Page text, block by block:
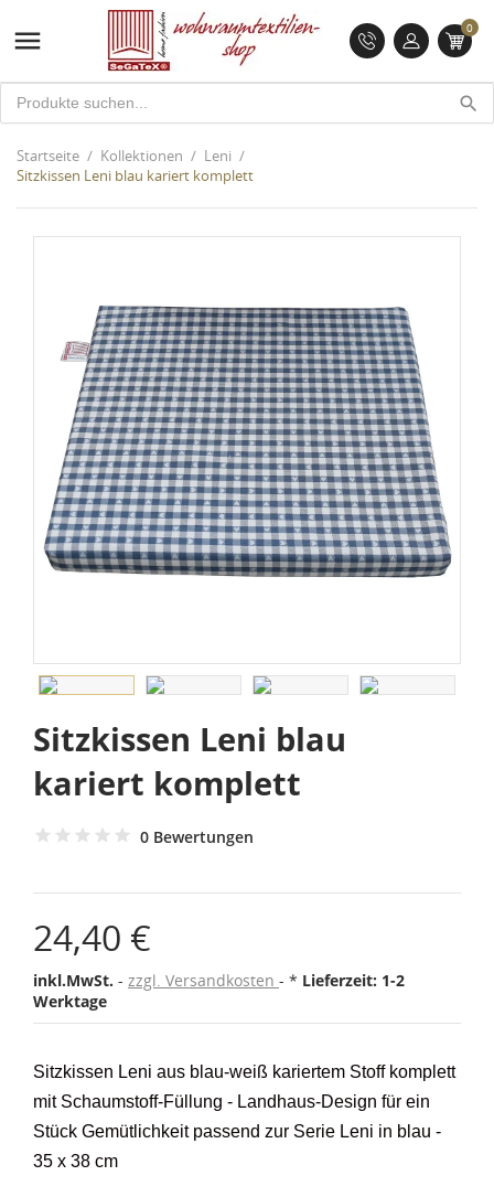
 0
search
Startseite Kollektionen
Leni
Sitzkissen Leni blau kariert komplett
Sitzkissen Leni blau
kariert komplett
0 Bewertungen
24,40 €
inkl.MwSt. zzgl. Versandkosten * Lieferzeit: 1-2
Werktage
Sitzkissen Leni aus blau-weiß kariertem Stoffkomplett
mit Schaumstoff-Füllung - Landhaus-Design für ein
Stück Gemütlichkeit passend zur Serie Leni in blau -
35 x 38 cm